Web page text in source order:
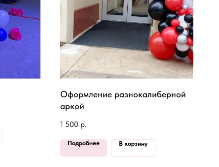
Оформление разнокалиберной
аркой
1 500 р.
Подробнее В корзину